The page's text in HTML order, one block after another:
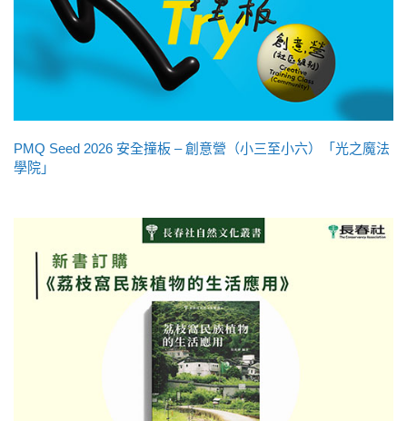
PMQ Seed 2026 安全撞板 – 創意營（小三至小六）「光之魔法
學院」